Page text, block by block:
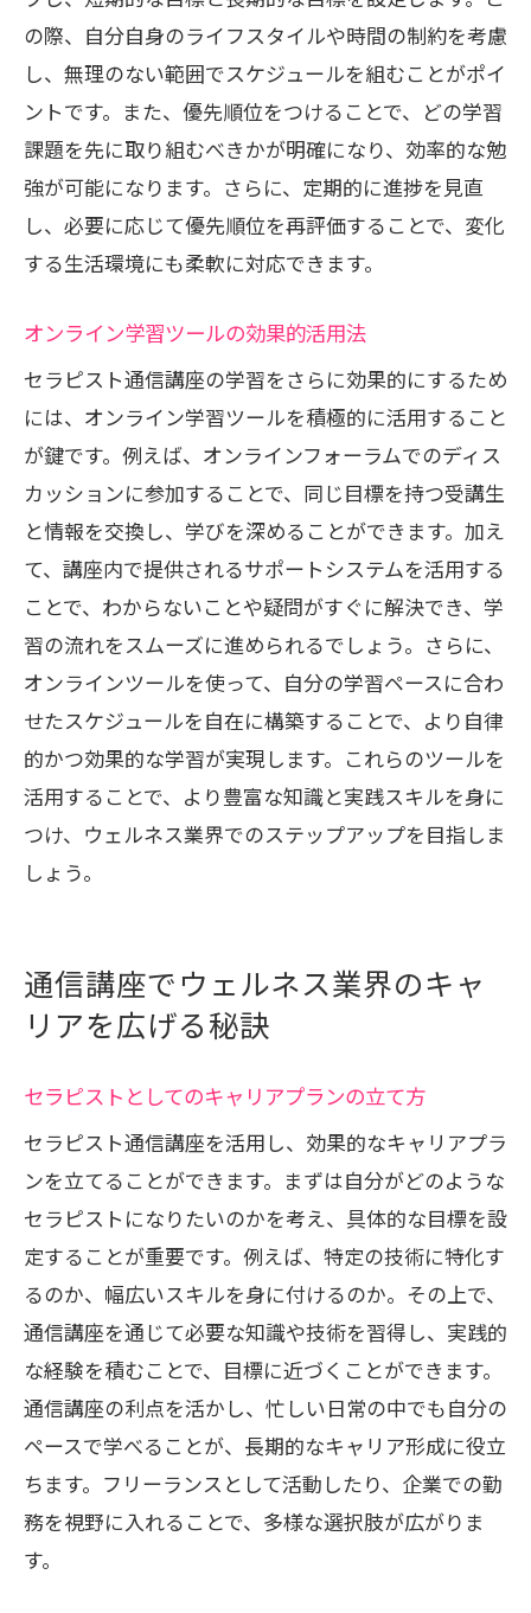
開
新たなクライアント層へのアプローチ法
オンラインプラットフォームを活用した
集客戦略
進化し続ける自分を支える学びの環境
未来を見据えたセラピスト通信講座の選び方
自分に最適な通信講座を選ぶためのポイ
講座内容とカリキュラムの比較方法
信頼できる講座提供者の見極め方
受講者レビューを活用した講座選び
卒業生の成功事例から学ぶ選択基準
未来のビジョンに合った学習プランの構
築
の際、自分自身のライフスタイルや時間の制約を考慮
し、無理のない範囲でスケジュールを組むことがポイ
ントです。また、優先順位をつけることで、どの学習
課題を先に取り組むべきかが明確になり、効率的な勉
強が可能になります。さらに、定期的に進捗を見直
し、必要に応じて優先順位を再評価することで、変化
する生活環境にも柔軟に対応できます。
オンライン学習ツールの効果的活用法
セラピスト通信講座の学習をさらに効果的にするため
には、オンライン学習ツールを積極的に活用すること
が鍵です。例えば、オンラインフォーラムでのディス
カッションに参加することで、同じ目標を持つ受講生
と情報を交換し、学びを深めることができます。加え
て、講座内で提供されるサポートシステムを活用する
ことで、わからないことや疑問がすぐに解決でき、学
習の流れをスムーズに進められるでしょう。さらに、
オンラインツールを使って、自分の学習ペースに合わ
せたスケジュールを自在に構築することで、より自律
的かつ効果的な学習が実現します。これらのツールを
活用することで、より豊富な知識と実践スキルを身に
つけ、ウェルネス業界でのステップアップを目指しま
しょう。
通信講座でウェルネス業界のキャ
リアを広げる秘訣
セラピストとしてのキャリアプランの立て方
セラピスト通信講座を活用し、効果的なキャリアプラ
ンを立てることができます。まずは自分がどのような
セラピストになりたいのかを考え、具体的な目標を設
定することが重要です。例えば、特定の技術に特化す
るのか、幅広いスキルを身に付けるのか。その上で、
通信講座を通じて必要な知識や技術を習得し、実践的
な経験を積むことで、目標に近づくことができます。
通信講座の利点を活かし、忙しい日常の中でも自分の
ペースで学べることが、長期的なキャリア形成に役立
ちます。フリーランスとして活動したり、企業での勤
務を視野に入れることで、多様な選択肢が広がりま
す。